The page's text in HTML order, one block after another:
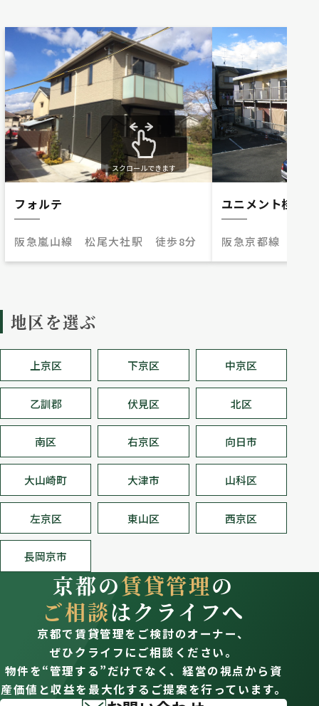
フォルテ
阪急嵐山線 松尾大社駅 徒歩8分
ユニメント桂緑
阪急京都線 桂
スクロールできます
地区を選ぶ
上京区 下京区 中京区
乙訓郡 伏見区 北区
南区 右京区 向日市
大山崎町 大津市 山科区
左京区 東山区 西京区
長岡京市
京都の賃貸管理の
ご相談はクライフへ
京都で賃貸管理をご検討のオーナー、
ぜひクライフにご相談ください。
物件を“管理する”だけでなく、経営の視点から資
産価値と収益を最大化するご提案を行っています。